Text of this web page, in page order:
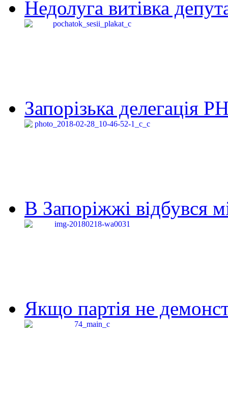
Недолуга витівка
Запорізька делегація
В Запоріжжі відбувся
Якщо партія не